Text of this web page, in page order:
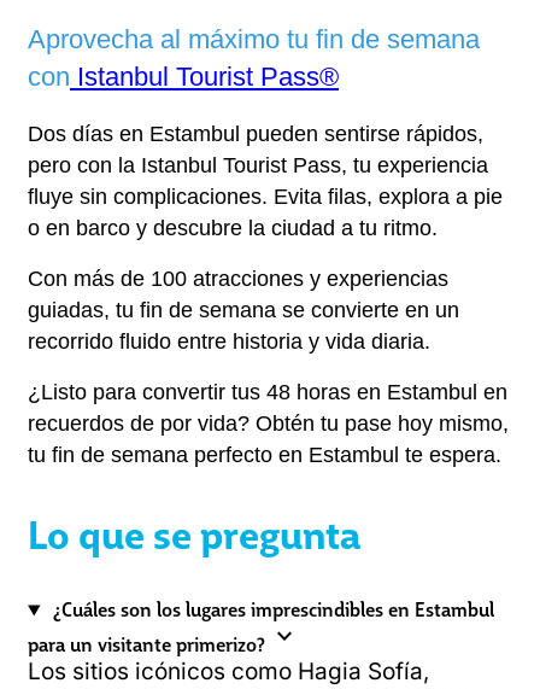
Aprovecha al máximo tu fin de semana
con Istanbul Tourist Pass®
Dos días en Estambul pueden sentirse rápidos,
pero con la Istanbul Tourist Pass, tu experiencia
fluye sin complicaciones. Evita filas, explora a pie
o en barco y descubre la ciudad a tu ritmo.
Con más de 100 atracciones y experiencias
guiadas, tu fin de semana se convierte en un
recorrido fluido entre historia y vida diaria.
¿Listo para convertir tus 48 horas en Estambul en
recuerdos de por vida? Obtén tu pase hoy mismo,
tu fin de semana perfecto en Estambul te espera.
Lo que se pregunta
¿Cuáles son los lugares imprescindibles en Estambul
para un visitante primerizo? expand_more
Los sitios icónicos como Hagia Sofía,